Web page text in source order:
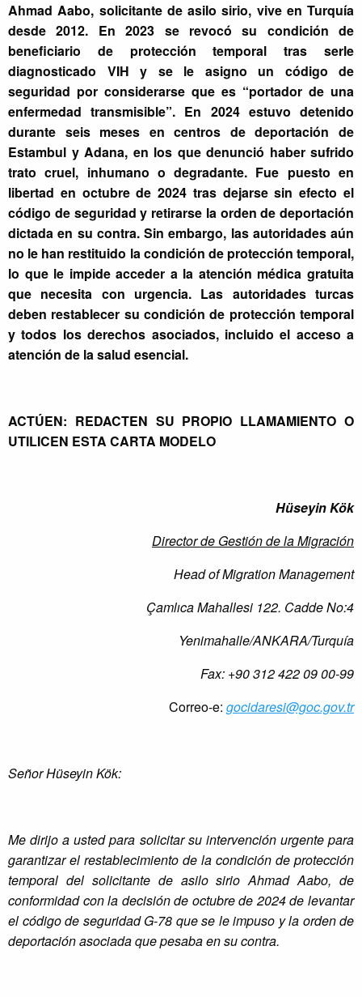
Ahmad Aabo, solicitante de asilo sirio, vive en Turquía
desde 2012. En 2023 se revocó su condición de
beneficiario de protección temporal tras serle
diagnosticado VIH y se le asigno un código de
seguridad por considerarse que es “portador de una
enfermedad transmisible”. En 2024 estuvo detenido
durante seis meses en centros de deportación de
Estambul y Adana, en los que denunció haber sufrido
trato cruel, inhumano o degradante. Fue puesto en
libertad en octubre de 2024 tras dejarse sin efecto el
código de seguridad y retirarse la orden de deportación
dictada en su contra. Sin embargo, las autoridades aún
no le han restituido la condición de protección temporal,
lo que le impide acceder a la atención médica gratuita
que necesita con urgencia. Las autoridades turcas
deben restablecer su condición de protección temporal
y todos los derechos asociados, incluido el acceso a
atención de la salud esencial.
ACTÚEN: REDACTEN SU PROPIO LLAMAMIENTO O
UTILICEN ESTA CARTA MODELO
Hüseyin Kök
Director de Gestión de la Migración
Head of Migration Management
Çamlıca Mahallesi 122. Cadde No:4
Yenimahalle/ANKARA/Turquía
Fax: +90 312 422 09 00-99
Correo-e: gocidaresi@goc.gov.tr
Señor Hüseyin Kök:
Me dirijo a usted para solicitar su intervención urgente para
garantizar el restablecimiento de la condición de protección
temporal del solicitante de asilo sirio Ahmad Aabo, de
conformidad con la decisión de octubre de 2024 de levantar
el código de seguridad G-78 que se le impuso y la orden de
deportación asociada que pesaba en su contra.